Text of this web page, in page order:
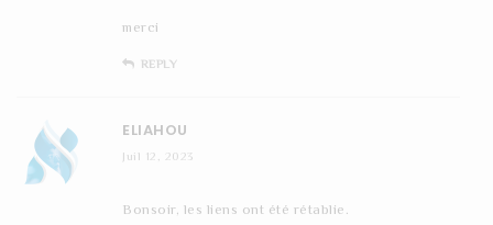
merci
REPLY
ELIAHOU
Juil 12, 2023
Bonsoir, les liens ont été rétablie.